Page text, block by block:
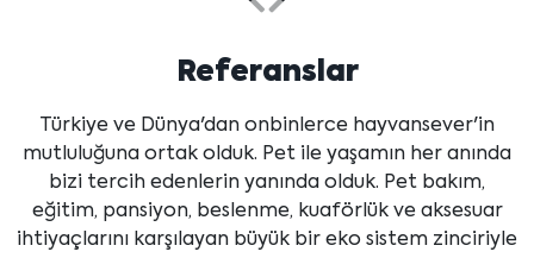
Önceki
içeriği
göster
içeriği
göster
Referanslar
Türkiye ve Dünya'dan onbinlerce hayvansever'in
mutluluğuna ortak olduk. Pet ile yaşamın her anında
bizi tercih edenlerin yanında olduk. Pet bakım,
eğitim, pansiyon, beslenme, kuaförlük ve aksesuar
ihtiyaçlarını karşılayan büyük bir eko sistem zinciriyle